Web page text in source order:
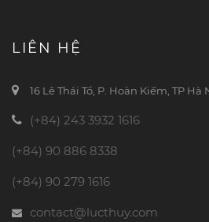
LIÊN HỆ
16 Lê Thái Tổ, P. Hoàn Kiếm, TP Hà
(+84) 243 3932 1616
(+84) 90 886 8338
(+84) 90 279 1616
contact@lucthuy.com